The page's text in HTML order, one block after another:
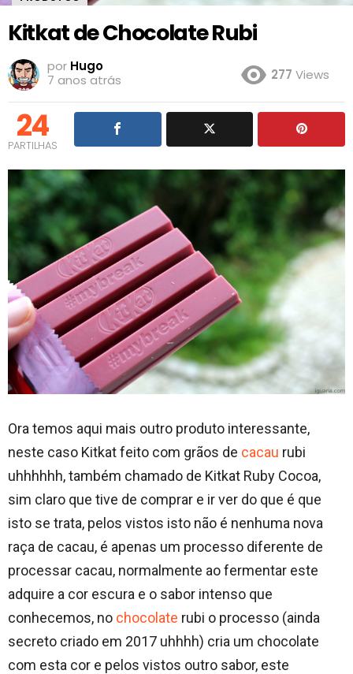
Kitkat de Chocolate Rubi
por Hugo
7 anos atrás
277 Views
24
PARTILHAS
Ora temos aqui mais outro produto interessante,
neste caso Kitkat feito com grãos de cacau rubi
uhhhhhh, também chamado de Kitkat Ruby Cocoa,
sim claro que tive de comprar e ir ver do que é que
isto se trata, pelos vistos isto não é nenhuma nova
raça de cacau, é apenas um processo diferente de
processar cacau, normalmente ao fermentar este
adquire a cor escura e o sabor intenso que
conhecemos, no chocolate rubi o processo (ainda
secreto criado em 2017 uhhhh) cria um chocolate
com esta cor e pelos vistos outro sabor, este